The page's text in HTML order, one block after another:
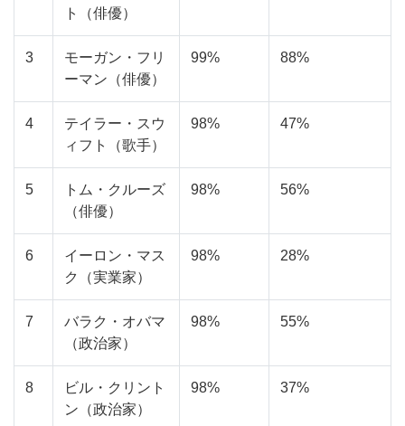
ト（俳優）
3
モーガン・フリ
ーマン（俳優）
99% 88%
4
テイラー・スウ
ィフト（歌手）
98% 47%
5
トム・クルーズ
（俳優）
98% 56%
6
イーロン・マス
ク（実業家）
98% 28%
7
バラク・オバマ
（政治家）
98% 55%
8
ビル・クリント
ン（政治家）
98% 37%